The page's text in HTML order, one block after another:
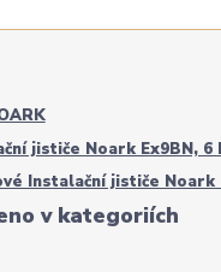
v kategoriích
jističe Noark Ex9BN, 6
Instalační jističe Noark